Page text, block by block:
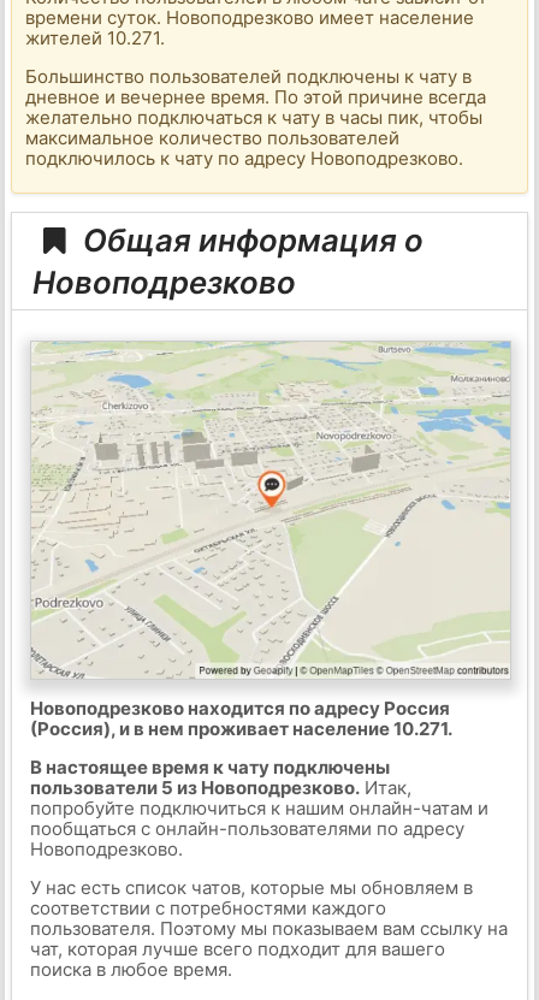
времени суток. Новоподрезково имеет население
жителей 10.271.
Большинство пользователей подключены к чату в
дневное и вечернее время. По этой причине всегда
желательно подключаться к чату в часы пик, чтобы
максимальное количество пользователей
подключилось к чату по адресу Новоподрезково.
Общая информация о
Новоподрезково
Новоподрезково находится по адресу Россия
(Россия), и в нем проживает население 10.271.
В настоящее время к чату подключены
пользователи 5 из Новоподрезково.Итак,
попробуйте подключиться к нашим онлайн-чатам и
пообщаться с онлайн-пользователями по адресу
Новоподрезково.
У нас есть список чатов, которые мы обновляем в
соответствии с потребностями каждого
пользователя. Поэтому мы показываем вам ссылку на
чат, которая лучше всего подходит для вашего
поиска в любое время.